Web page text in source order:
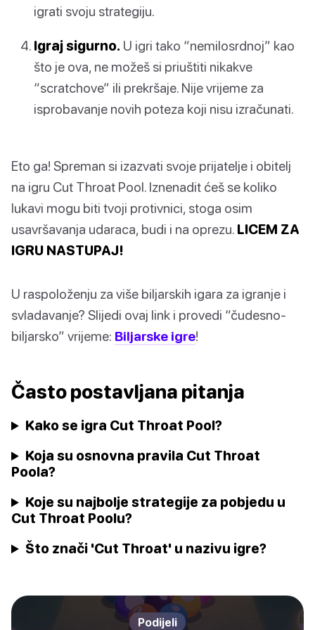
igrati svoju strategiju.
Igraj sigurno. U igri tako “nemilosrdnoj” kao
što je ova, ne možeš si priuštiti nikakve
“scratchove” ili prekršaje. Nije vrijeme za
isprobavanje novih poteza koji nisu izračunati.
Eto ga! Spreman si izazvati svoje prijatelje i obitelj
na igru Cut Throat Pool. Iznenadit ćeš se koliko
lukavi mogu biti tvoji protivnici, stoga osim
usavršavanja udaraca, budi i na oprezu. LICEM ZA
IGRU NASTUPAJ!
U raspoloženju za više biljarskih igara za igranje i
svladavanje? Slijedi ovaj link i provedi “čudesno-
biljarsko” vrijeme: Biljarske igre!
Často postavljana pitanja
Kako se igra Cut Throat Pool?
Koja su osnovna pravila Cut Throat
Poola?
Koje su najbolje strategije za pobjedu u
Cut Throat Poolu?
Što znači 'Cut Throat' u nazivu igre?
Podijeli